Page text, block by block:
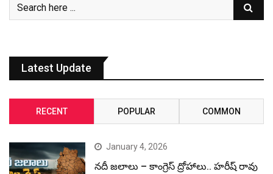
Latest Update
RECENT POPULAR COMMON
January 4, 2026
నదీ జలాలు – కాంగ్రెస్ ద్రోహాలు.. హరీష్ రావు